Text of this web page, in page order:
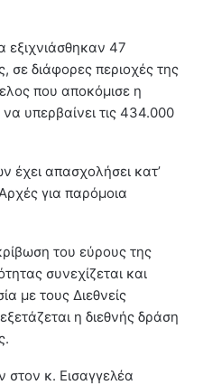
εξιχνιάσθηκαν 47
σε διάφορες περιοχές της
που αποκόμισε η
υπερβαίνει τις 434.000
απασχολήσει κατ’
για παρόμοια
του εύρους της
συνεχίζεται και
με τους Διεθνείς
η διεθνής δράση
στον κ. Εισαγγελέα